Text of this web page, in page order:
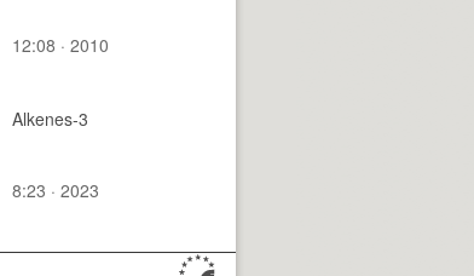
12:08 · 2010
Alkenes-3
8:23 · 2023